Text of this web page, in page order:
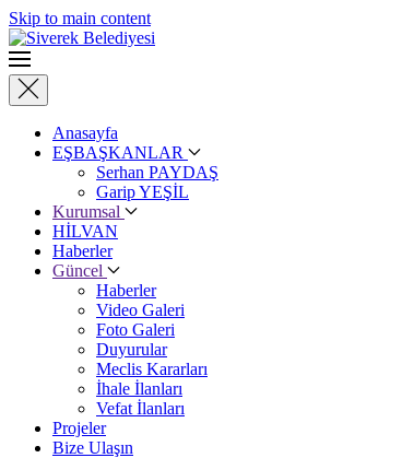
Skip to main content
Anasayfa
EŞBAŞKANLAR
Serhan PAYDAŞ
Garip YEŞİL
Kurumsal
HİLVAN
Haberler
Güncel
Haberler
Video Galeri
Foto Galeri
Duyurular
Meclis Kararları
İhale İlanları
Vefat İlanları
Projeler
Bize Ulaşın